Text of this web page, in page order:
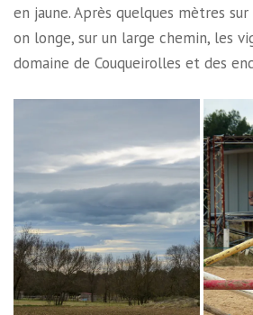
en jaune. Après quelques mètres
on longe, sur un large chemin, les
domaine de Couqueirolles et des